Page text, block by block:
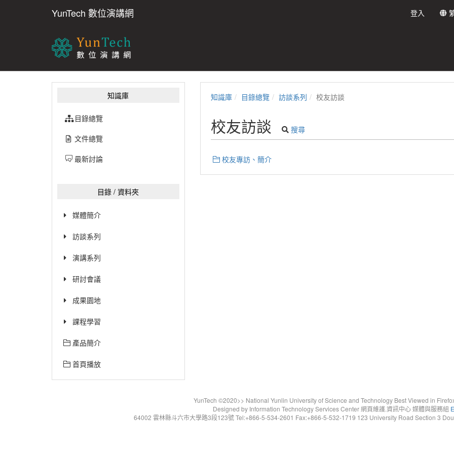
YunTech 數位演講網 登入
知識庫
目錄總覽
文件總覽
最新討論
目錄 / 資料夾
媒體簡介
訪談系列
演講系列
研討會議
成果園地
課程學習
產品簡介
首頁播放
知識庫 目錄總覽 訪談系列 校友訪談
校友訪談 搜尋
校友專訪、簡介
YunTech ©2020>> National Yunlin University of Science and Technology Best Viewed in
Designed by Information Technology Services Center 網頁維護.資訊中心 媒體與服務組
64002 雲林縣斗六市大學路3段123號 Tel:+866-5-534-2601 Fax:+866-5-532-1719 123 University Road Section 3